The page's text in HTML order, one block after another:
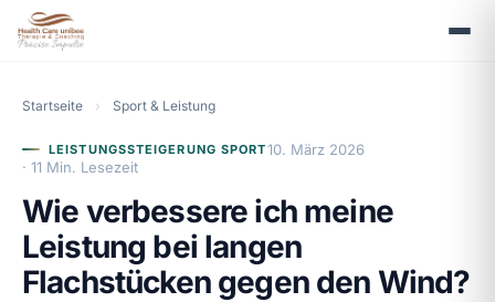
Startseite › Sport & Leistung
LEISTUNGSSTEIGERUNG SPORT10. März 2026
· 11 Min. Lesezeit
Wie verbessere ich meine
Leistung bei langen
Flachstücken gegen den Wind?